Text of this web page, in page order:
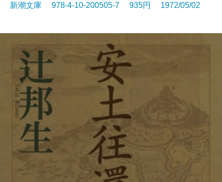
新潮文庫 978-4-10-200505-7 935円 1972/05/02